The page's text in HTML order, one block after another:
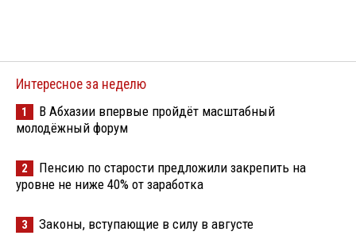
Интересное за неделю
1
В Абхазии впервые пройдёт масштабный
молодёжный форум
2
Пенсию по старости предложили закрепить на
уровне не ниже 40% от заработка
3 Законы, вступающие в силу в августе